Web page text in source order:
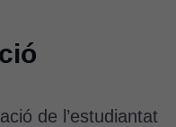
de l’estudiantat